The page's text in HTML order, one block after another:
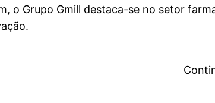
o Grupo Gmill destaca-se no setor